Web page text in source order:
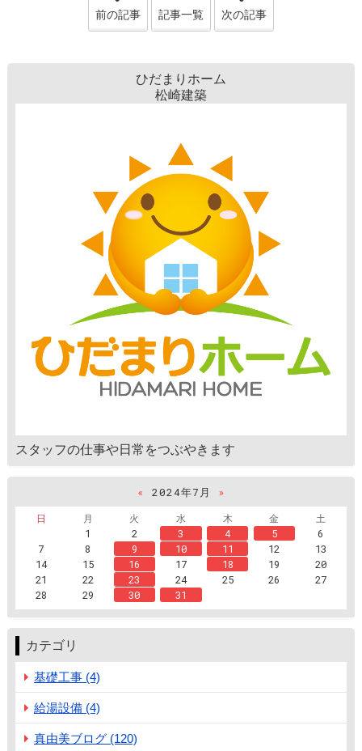
前の記事 記事一覧 次の記事
ひだまりホーム
松崎建築
スタッフの仕事や日常をつぶやきます
« 2024年7月
»
日
月 火 水 木 金
土
1
2 3 4 5
6
7
8 9 10 11 12
13
14
15 16 17 18 19
20
21
22 23 24 25 26
27
28
29 30 31
カテゴリ
基礎工事 (4)
給湯設備 (4)
真由美ブログ (120)